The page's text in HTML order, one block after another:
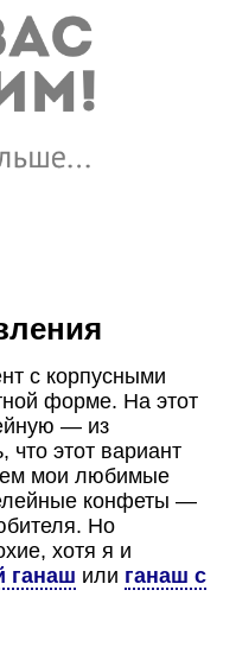
с корпусными
форме. На этот
— из
что этот вариант
мои любимые
конфеты —
Но
хотя я и
ганаш или ганаш с